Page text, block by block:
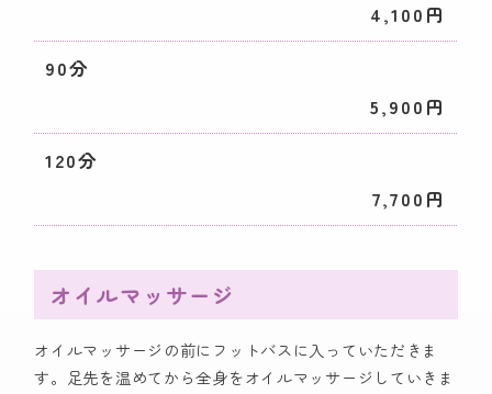
4,100円
90分
5,900円
120分
7,700円
オイルマッサージ
オイルマッサージの前にフットバスに入っていただきま
す。足先を温めてから全身をオイルマッサージしていきま